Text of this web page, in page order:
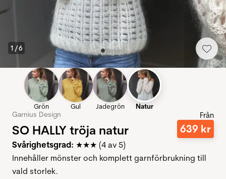
1 /6
Grön Gul Jadegrön Natur
Garnius Design
SO HALLY tröja natur
Från
639 kr
Svårighetsgrad: ★★★ (4 av 5)
Innehåller mönster och komplett garnförbrukning till
vald storlek.